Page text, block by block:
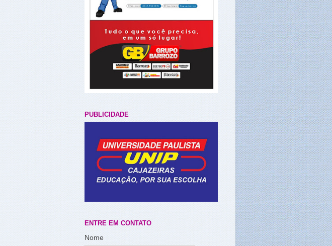
PUBLICIDADE
ENTRE EM CONTATO
Nome